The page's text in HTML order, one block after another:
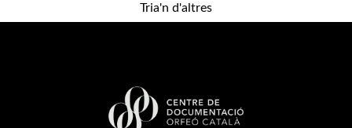
Tria'n d'altres